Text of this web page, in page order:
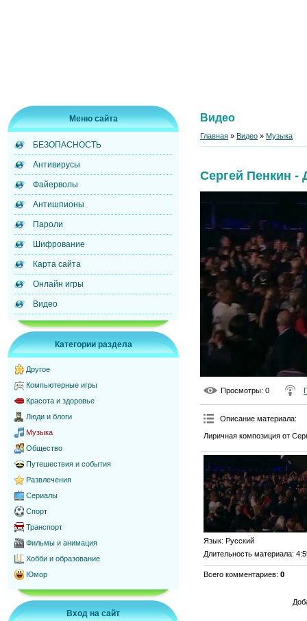
Меню сайта
БЕЗОПАСНОСТЬ
Антивирусы
Файерволы
Антишпионы
Пароли
Шифрование
Карта сайта
Онлайн игры
Видео
Категории раздела
Другое
Компьютерные игры
Красота и здоровье
Люди и блоги
Музыка
Общество
Путешествия и события
Развлечения
Сериалы
Спорт
Транспорт
Фильмы и анимация
Хобби и образование
Юмор
Вход на сайт
Видео
Главная » Видео » Музыка
Сергей Пенкин -
Просмотры: 0
Описание материала:
Лиричная композиция от
Язык: Русский
Длительность материала:
Всего комментариев: 0